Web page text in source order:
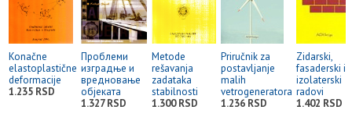
Konačne
elastoplastične
deformacije
1.235 RSD
Проблеми
изградње и
вредновање
објеката
1.327 RSD
Metode
rešavanja
zadataka
stabilnosti
1.300 RSD
Priručnik za
postavljanje
malih
vetrogeneratora
1.236 RSD
Zidarski,
fasaderski i
izolaterski
radovi
1.402 RSD